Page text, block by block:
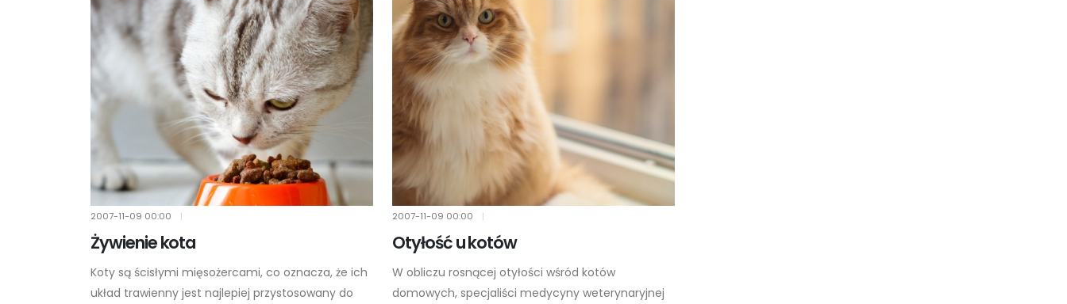
2007-11-09 00:00 |
Żywienie kota
Koty są ścisłymi mięsożercami, co oznacza, że ich
układ trawienny jest najlepiej przystosowany do
2007-11-09 00:00 |
Otyłość u kotów
W obliczu rosnącej otyłości wśród kotów
domowych, specjaliści medycyny weterynaryjnej